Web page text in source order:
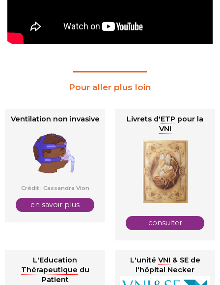
Pour aller plus loin
Ventilation non invasive
Crédit : Cassandra Vion
en savoir plus
Livrets d'ETP pour la
VNI
consulter
L'Education
Thérapeutique du
Patient
L'unité VNI & SE de
l'hôpital Necker